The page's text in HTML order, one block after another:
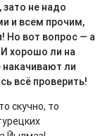
не надо
и всем прочим,
Но вот вопрос — а
И хорошо ли на
накачивают ли
всё проверить!
скучно, то